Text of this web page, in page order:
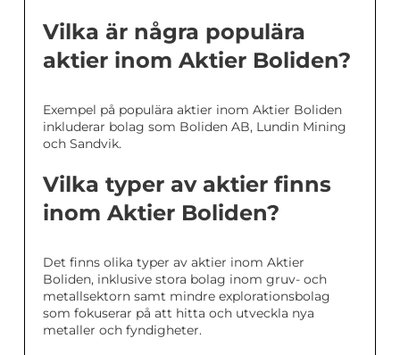
Vilka är några populära
aktier inom Aktier Boliden?
Exempel på populära aktier inom Aktier Boliden
inkluderar bolag som Boliden AB, Lundin Mining
och Sandvik.
Vilka typer av aktier finns
inom Aktier Boliden?
Det finns olika typer av aktier inom Aktier
Boliden, inklusive stora bolag inom gruv- och
metallsektorn samt mindre explorationsbolag
som fokuserar på att hitta och utveckla nya
metaller och fyndigheter.